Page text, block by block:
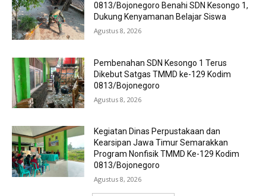
0813/Bojonegoro Benahi SDN Kesongo 1,
Dukung Kenyamanan Belajar Siswa
Agustus 8, 2026
Pembenahan SDN Kesongo 1 Terus
Dikebut Satgas TMMD ke-129 Kodim
0813/Bojonegoro
Agustus 8, 2026
Kegiatan Dinas Perpustakaan dan
Kearsipan Jawa Timur Semarakkan
Program Nonfisik TMMD Ke-129 Kodim
0813/Bojonegoro
Agustus 8, 2026